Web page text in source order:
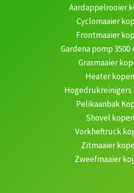
Aardappelrooier
Cyclomaaier
Frontmaaier
Gardena pomp 3500
Grasmaaier
Heater kopen
Hogedrukreinigers
Pelikaanbak
Shovel kopen
Vorkheftruck
Zitmaaier
Zweefmaaier